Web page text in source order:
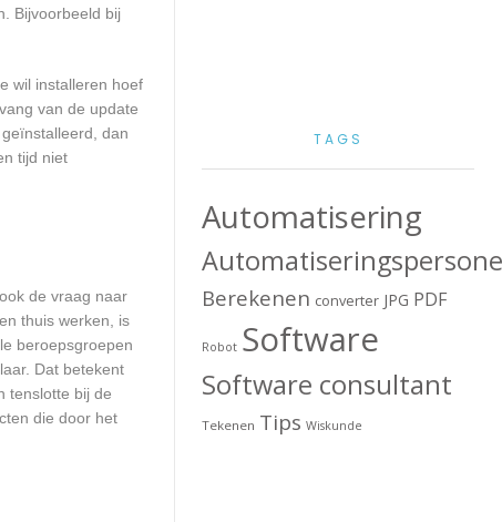
Bijvoorbeeld bij
wil installeren hoef
van de update
dan
tijd niet
de vraag naar
thuis werken, is
beroepsgroepen
Dat betekent
tenslotte bij de
die door het
TAGS
Automatisering
Berekenen converter JPG PDF
Robot Software
Software consultant
Tekenen Tips Wiskunde